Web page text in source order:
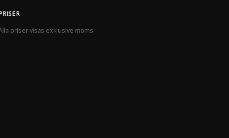
priser visas exklusive moms.